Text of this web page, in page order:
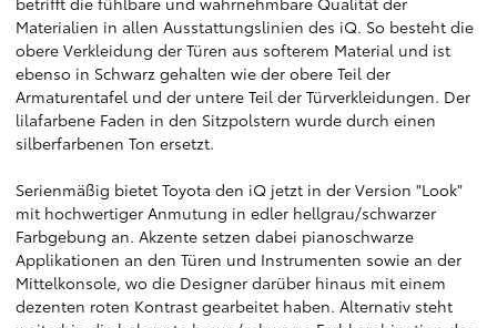
Materialien in allen Ausstattungslinien des iQ. So besteht die
obere Verkleidung der Türen aus softerem Material und ist
ebenso in Schwarz gehalten wie der obere Teil der
Armaturentafel und der untere Teil der Türverkleidungen. Der
lilafarbene Faden in den Sitzpolstern wurde durch einen
silberfarbenen Ton ersetzt.
Serienmäßig bietet Toyota den iQ jetzt in der Version "Look"
mit hochwertiger Anmutung in edler hellgrau/schwarzer
Farbgebung an. Akzente setzen dabei pianoschwarze
Applikationen an den Türen und Instrumenten sowie an der
Mittelkonsole, wo die Designer darüber hinaus mit einem
dezenten roten Kontrast gearbeitet haben. Alternativ steht